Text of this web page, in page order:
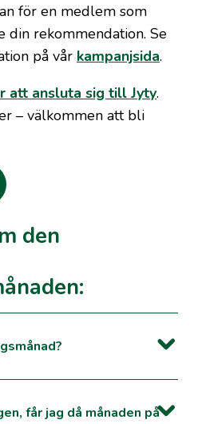
för en medlem som
din rekommendation. Se
på vår kampanjsida.
att ansluta sig till Jyty.
– välkommen att bli
den
får jag då månaden på